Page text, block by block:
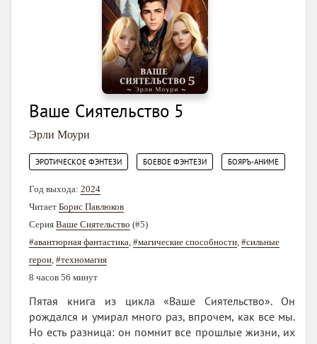
Ваше Сиятельство 5
Эрли Моури
ЭРОТИЧЕСКОЕ ФЭНТЕЗИ БОЕВОЕ ФЭНТЕЗИ БОЯРЪ-АНИМЕ
Год выхода: 2024
Читает Борис Павлюков
Серия Ваше Сиятельство (#5)
#авантюрная фантастика, #магические способности, #сильные
герои, #техномагия
8 часов 56 минут
Пятая книга из цикла «Ваше Сиятельство». Он
рождался и умирал много раз, впрочем, как все мы.
Но есть разница: он помнит все прошлые жизни, их